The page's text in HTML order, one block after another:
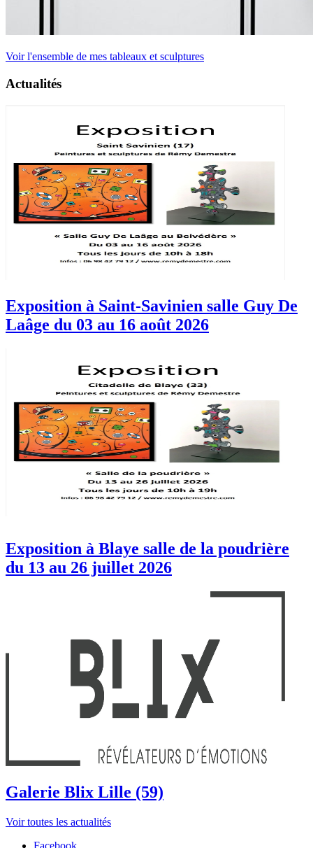
Voir l'ensemble de mes tableaux et sculptures
Actualités
Exposition à Saint-Savinien salle Guy De
Laâge du 03 au 16 août 2026
Exposition à Blaye salle de la poudrière
du 13 au 26 juillet 2026
Galerie Blix Lille (59)
Voir toutes les actualités